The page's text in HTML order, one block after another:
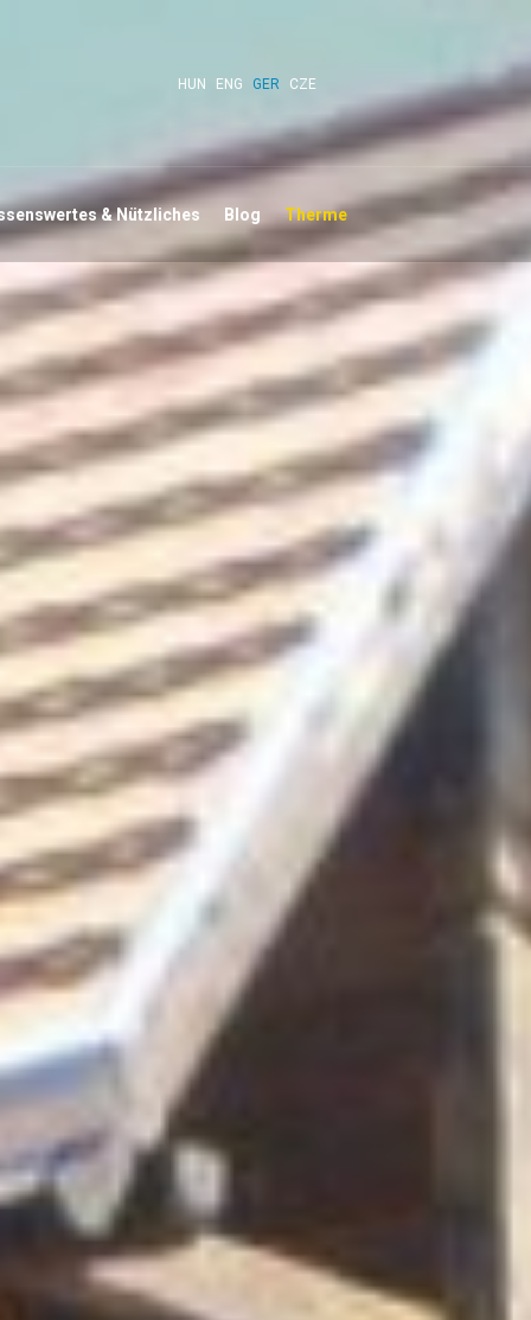
HUN ENG GER CZE
& Nützliches Blog Therme